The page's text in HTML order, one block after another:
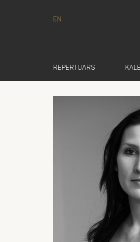
EN
REPERTUĀRS